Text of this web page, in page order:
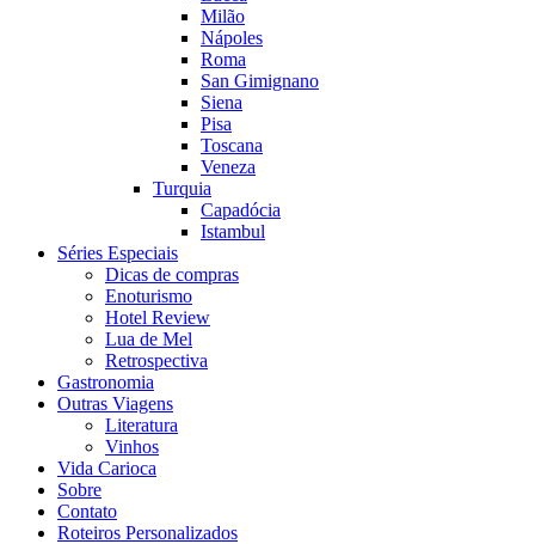
Milão
Nápoles
Roma
San Gimignano
Siena
Pisa
Toscana
Veneza
Turquia
Capadócia
Istambul
Séries Especiais
Dicas de compras
Enoturismo
Hotel Review
Lua de Mel
Retrospectiva
Gastronomia
Outras Viagens
Literatura
Vinhos
Vida Carioca
Sobre
Contato
Roteiros Personalizados